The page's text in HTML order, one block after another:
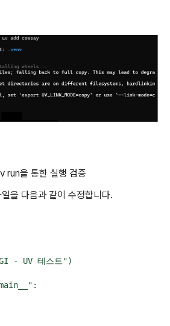
run을 통한 실행 검증
을 다음과 같이 수정합니다.
- UV 테스트")